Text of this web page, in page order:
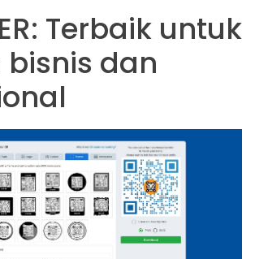
Terbaik untuk
dan